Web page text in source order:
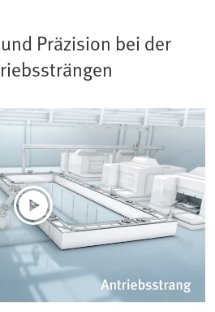
Präzision bei der